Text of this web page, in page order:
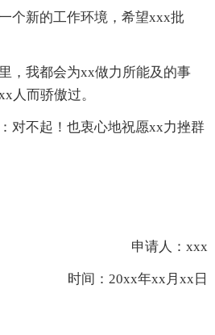
新的工作环境，希望xxx批
我都会为xx做力所能及的事
人而骄傲过。
不起！也衷心地祝愿xx力挫群
申请人：xxx
时间：20xx年xx月xx日